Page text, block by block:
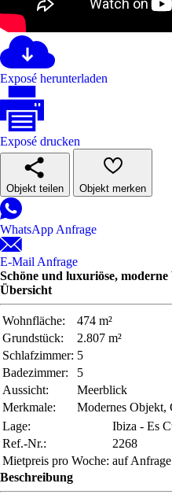
Exposé herunterladen
Exposé drucken
Objekt teilen Objekt merken
WhatsApp Anfrage
E-Mail Anfrage
Schöne und luxuriöse,
Übersicht
Wohnfläche:
474 m²
Grundstück:
2.807 m²
Schlafzimmer: 5
Badezimmer:
5
Aussicht:
Meerblick
Merkmale:
Modernes Objekt,
Lage:
Ibiza - Es
Ref.-Nr.:
2268
Mietpreis pro Woche: auf Anfrage
Beschreibung